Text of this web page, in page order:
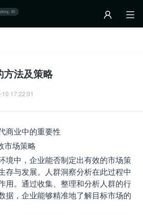
方法及策略
17:22:01
商业中的重要性
市场策略
境中，企业能否制定出有效的市场策
存与发展。人群洞察分析在此过程中
用。通过收集、整理和分析人群的行
据，企业能够精准地了解目标市场的